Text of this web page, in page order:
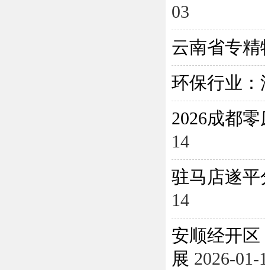
03
云南省专
环保行业
2026成都
14
驻马店遂平
14
安顺经开
展 2026-01-